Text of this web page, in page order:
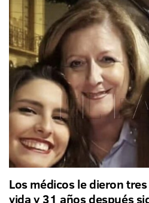
Los médicos le dieron
vida y 31 años después